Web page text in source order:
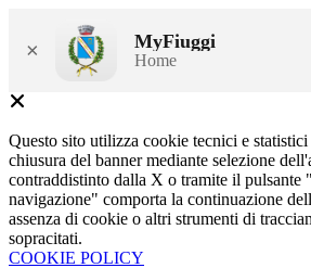
× MyFiuggi
Home
Questo sito utilizza cookie tecnici e
chiusura del banner mediante selezione
contraddistinto dalla X o tramite il pulsante
navigazione" comporta la continuazione
assenza di cookie o altri strumenti di
sopracitati.
COOKIE POLICY